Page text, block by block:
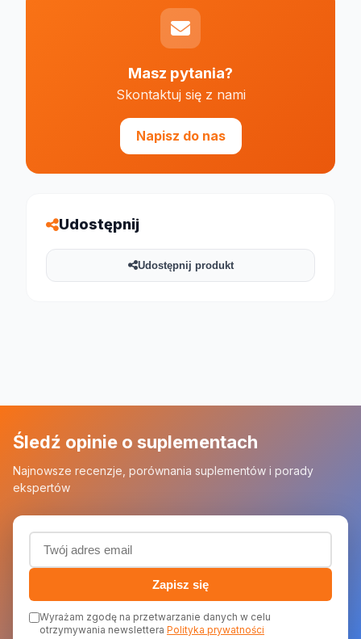
Masz pytania?
Skontaktuj się z nami
Napisz do nas
Udostępnij
Udostępnij produkt
Śledź opinie o suplementach
Najnowsze recenzje, porównania suplementów i porady
ekspertów
Adres email (wymagany)
Zapisz się
Wyrażam zgodę na przetwarzanie danych w celu
otrzymywania newslettera Polityka prywatności